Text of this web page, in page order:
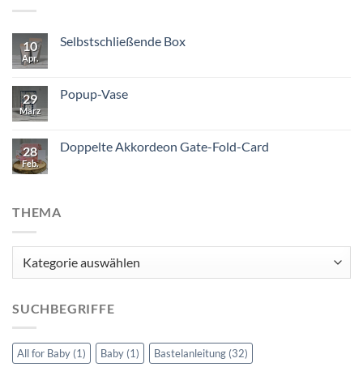
10
Apr.
Selbstschließende Box
29
März
Popup-Vase
28
Feb.
Doppelte Akkordeon Gate-Fold-Card
THEMA
SUCHBEGRIFFE
All for Baby (1) Baby (1) Bastelanleitung (32)